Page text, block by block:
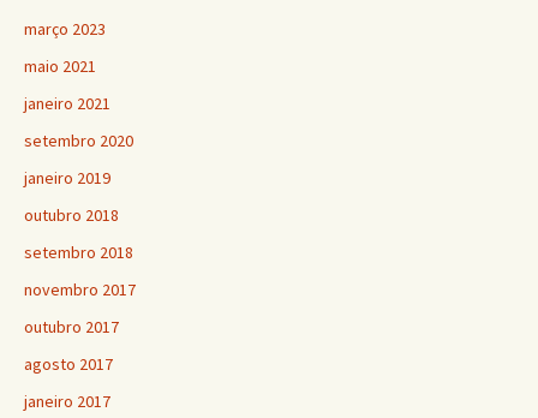
março 2023
maio 2021
janeiro 2021
setembro 2020
janeiro 2019
outubro 2018
setembro 2018
novembro 2017
outubro 2017
agosto 2017
janeiro 2017